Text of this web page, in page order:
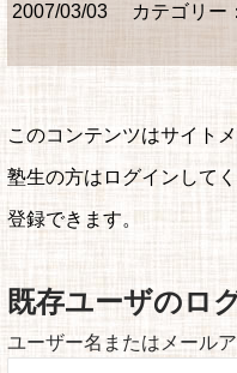
2007/03/03 カテゴリー：
このコンテンツはサイト
塾生の方はログインして
登録できます。
既存ユーザのロ
ユーザー名またはメール